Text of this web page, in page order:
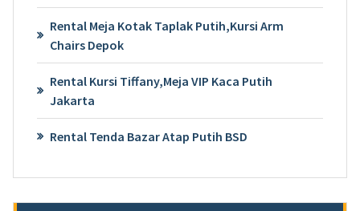
Rental Meja Kotak Taplak Putih,Kursi Arm
Chairs Depok
Rental Kursi Tiffany,Meja VIP Kaca Putih
Jakarta
Rental Tenda Bazar Atap Putih BSD